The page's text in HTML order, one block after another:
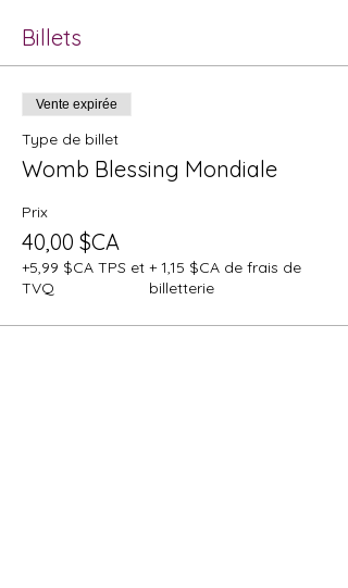
Billets
Vente expirée
Type de billet
Womb Blessing Mondiale
Prix
40,00 $CA
+5,99 $CA TPS et
TVQ
+ 1,15 $CA de frais de
billetterie